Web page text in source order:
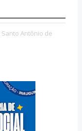
Santo Antônio de